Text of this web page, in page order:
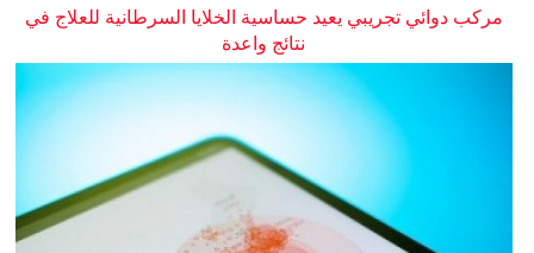
مركب دوائي تجريبي يعيد حساسية الخلايا السرطانية للعلاج في
نتائج واعدة